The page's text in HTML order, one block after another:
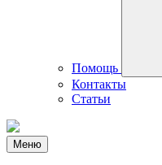
Помощь
Контакты
Статьи
Меню